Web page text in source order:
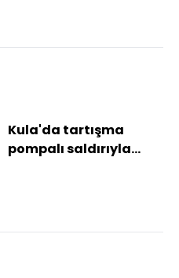
Kula'da tartışma
pompalı saldırıyla